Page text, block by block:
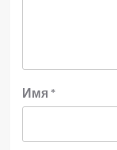
Имя *